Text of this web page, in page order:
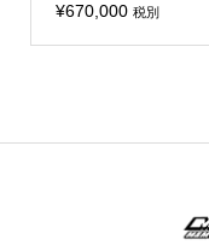
¥670,000 税別